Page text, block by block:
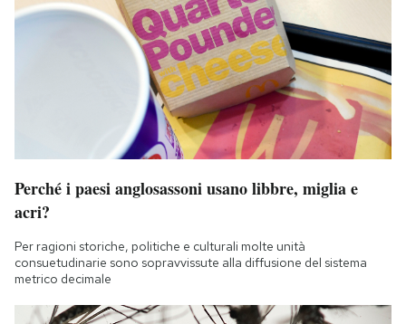
Perché i paesi anglosassoni usano libbre, miglia e
acri?
Per ragioni storiche, politiche e culturali molte unità
consuetudinarie sono sopravvissute alla diffusione del sistema
metrico decimale